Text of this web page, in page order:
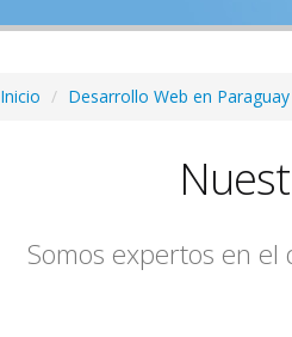
Inicio Desarrollo Web en Paraguay
Somos expertos en